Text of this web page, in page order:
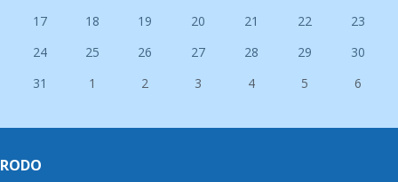
17
18 19 20 21 22
23
24
25 26 27 28 29
30
31
1 2 3 4 5 6
RODO